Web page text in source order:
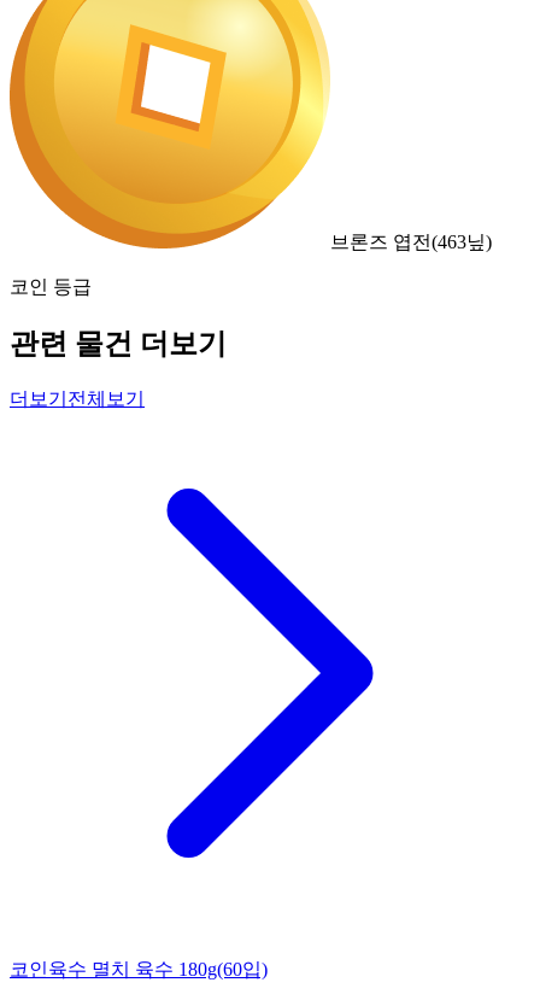
브론즈 엽전(463닢)
코인 등급
관련 물건 더보기
더보기 전체보기
코인육수 멸치 육수 180g(60입)